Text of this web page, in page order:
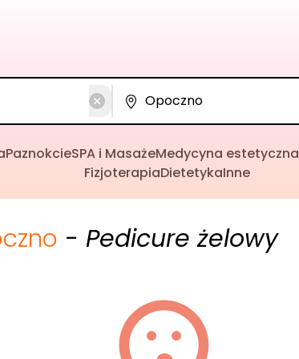
PaznokcieSPA i MasażeMedycyna estetyczna
FizjoterapiaDietetykaInne
- Pedicure żelowy